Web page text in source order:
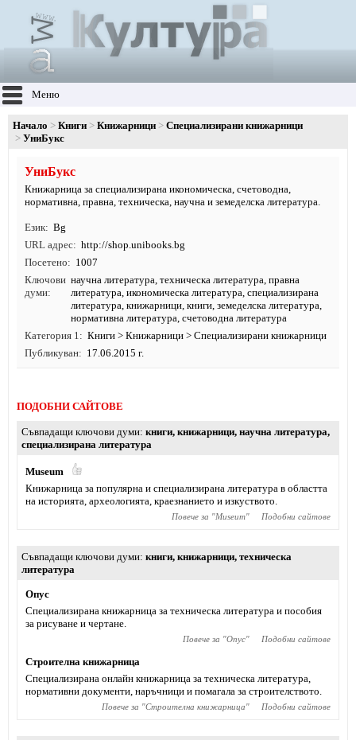
Меню
Начало Книги Книжарници
Специализирани книжарници
УниБукс
УниБукс
Книжарница за специализирана икономическа, счетоводна,
нормативна, правна, техническа, научна и земеделска литература.
Език
Bg
URL адрес
http://shop.unibooks.bg
Посетено
1007
Ключови
думи
научна литература, техническа литература, правна
литература, икономическа литература, специализирана
литература, книжарници, книги, земеделска литература,
нормативна литература, счетоводна литература
Категория 1
Книги > Книжарници > Специализирани книжарници
Публикуван
17.06.2015 г.
ПОДОБНИ САЙТОВЕ
Съвпадащи ключови думи книги, книжарници, научна литература,
специализирана литература
Museum
Книжарница за популярна и специализирана литература в областта
на историята, археологията, краезнанието и изкуството.
Повече за "Museum" Подобни сайтове
Съвпадащи ключови думи книги, книжарници, техническа
литература
Опус
Специализирана книжарница за техническа литература и пособия
за рисуване и чертане.
Повече за "Опус" Подобни сайтове
Строителна книжарница
Специализирана онлайн книжарница за техническа литература,
нормативни документи, наръчници и помагала за строителството.
Повече за "Строителна книжарница" Подобни сайтове